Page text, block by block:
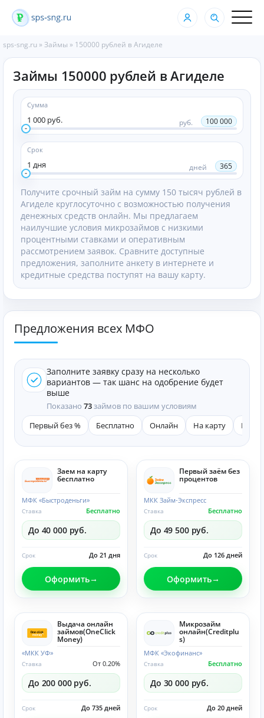
sps-sng.ru »Займы » 150000 рублей в Агиделе
Займы 150000 рублей в Агиделе
Сумма
1 000 руб. руб. 100 000
Срок
1 дня дней 365
Получите срочный займ на сумму 150 тысяч рублей в
Агиделе круглосуточно с возможностью получения
денежных средств онлайн. Мы предлагаем
наилучшие условия микрозаймов с низкими
процентными ставками и оперативным
рассмотрением заявок. Сравните доступные
предложения, заполните анкету в интернете и
кредитные средства поступят на вашу карту.
Предложения всех МФО
Заполните заявку сразу на несколько
вариантов — так шанс на одобрение будет
выше
Показано 73займов по вашим условиям
Первый без %
Бесплатно Онлайн На карту
Заем на карту
бесплатно
МФК «Быстроденьги»
Бесплатно
Ставка
До 40 000 руб.
До 21 дня
Срок
Оформить
Первый заём без
процентов
МКК Займ-Экспресс
Бесплатно
Ставка
До 49 500 руб.
До 126 дней
Срок
Оформить
Выдача онлайн
займов(OneClick
Money)
«МКК УФ»
От 0.20%
Ставка
До 200 000 руб.
До 735 дней
Срок
Микрозайм
онлайн(Creditplu
s)
МФК «Экофинанс»
Бесплатно
Ставка
До 30 000 руб.
До 20 дней
Срок